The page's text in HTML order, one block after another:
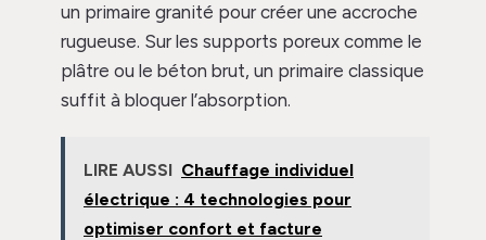
un primaire granité pour créer une accroche
rugueuse. Sur les supports poreux comme le
plâtre ou le béton brut, un primaire classique
suffit à bloquer l’absorption.
LIRE AUSSI Chauffage individuel
électrique : 4 technologies pour
optimiser confort et facture